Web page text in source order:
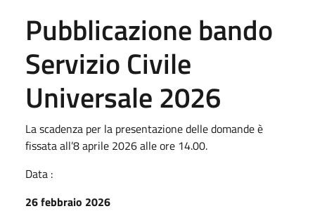
Pubblicazione bando
Servizio Civile
Universale 2026
La scadenza per la presentazione delle domande è
fissata all’8 aprile 2026 alle ore 14.00.
Data :
26 febbraio 2026